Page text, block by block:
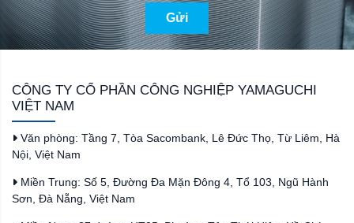
Gửi
CÔNG TY CỔ PHẦN CÔNG NGHIỆP YAMAGUCHI
VIỆT NAM
Văn phòng: Tầng 7, Tòa Sacombank, Lê Đức Thọ, Từ Liêm, Hà
Nội, Việt Nam
Miền Trung: Số 5, Đường Đa Mặn Đông 4, Tổ 103, Ngũ Hành
Sơn, Đà Nẵng, Việt Nam